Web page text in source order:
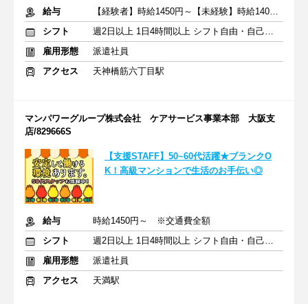
給与
【経験者】時給1450円～【未経験】時給1400円～ ※交通費全額
シフト
週2日以上 1日4時間以上 シフト自由・自己申告
雇用形態
派遣社員
アクセス
天神橋筋六丁目駅
マンパワーグループ株式会社 ケアサービス事業本部 大阪支
店/829666S
【支援STAFF】50~60代活躍★ブランクO
K！高級マンションで生活のお手伝い◎
給与
時給1450円～ ※交通費全額
シフト
週2日以上 1日4時間以上 シフト自由・自己申告
雇用形態
派遣社員
アクセス
天満駅